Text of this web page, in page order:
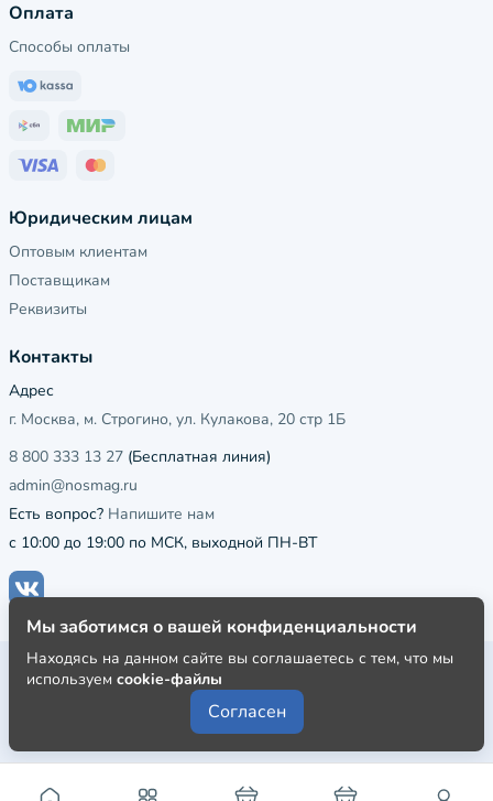
Оплата
Способы оплаты
Юридическим лицам
Оптовым клиентам
Поставщикам
Реквизиты
Контакты
Адрес
г. Москва, м. Строгино, ул. Кулакова, 20 стр 1Б
8 800 333 13 27 (Бесплатная линия)
admin@nosmag.ru
Есть вопрос? Напишите нам
с 10:00 до 19:00 по МСК, выходной ПН-ВТ
Публичная оферта
Пользовательское соглашение
Политика конфиденциальности
Мы заботимся о вашей конфиденциальности
Находясь на данном сайте вы соглашаетесь с тем, что мы
используем cookie-файлы
Согласен